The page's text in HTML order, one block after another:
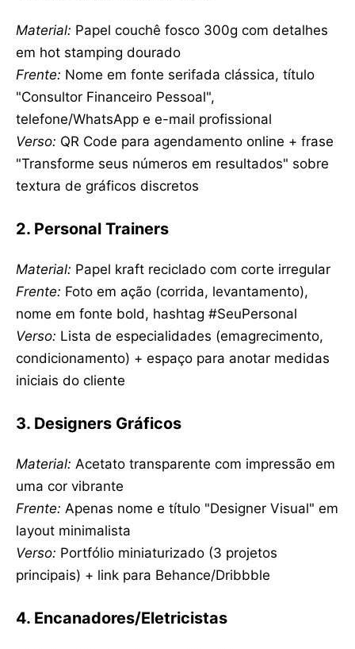
Material: Papel couchê fosco 300g com detalhes
em hot stamping dourado
Frente: Nome em fonte serifada clássica, título
"Consultor Financeiro Pessoal",
telefone/WhatsApp e e-mail profissional
Verso: QR Code para agendamento online + frase
"Transforme seus números em resultados" sobre
textura de gráficos discretos
2. Personal Trainers
Material: Papel kraft reciclado com corte irregular
Frente: Foto em ação (corrida, levantamento),
nome em fonte bold, hashtag #SeuPersonal
Verso: Lista de especialidades (emagrecimento,
condicionamento) + espaço para anotar medidas
iniciais do cliente
3. Designers Gráficos
Material: Acetato transparente com impressão em
uma cor vibrante
Frente: Apenas nome e título "Designer Visual" em
layout minimalista
Verso: Portfólio miniaturizado (3 projetos
principais) + link para Behance/Dribbble
4. Encanadores/Eletricistas